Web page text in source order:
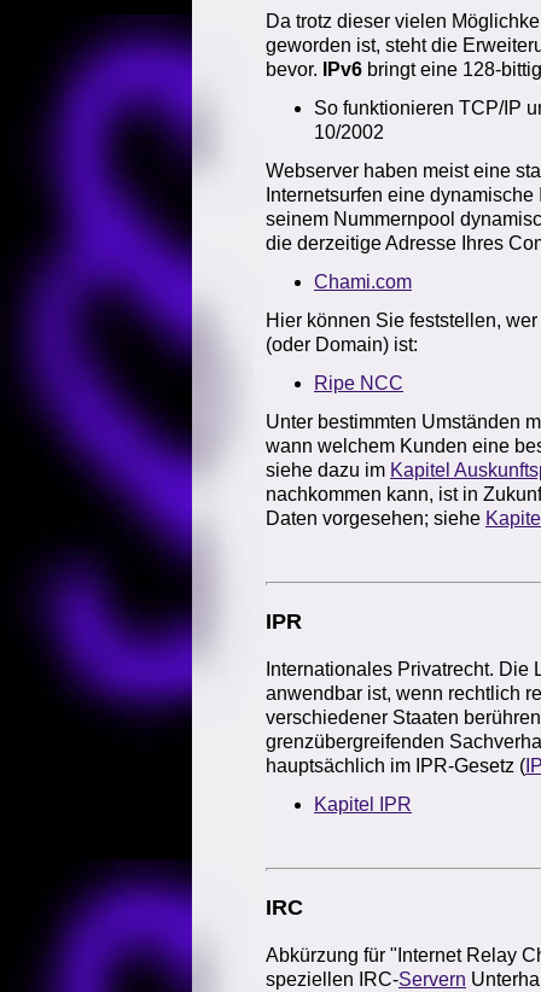
Da trotz dieser vielen
geworden ist, steht die
bevor.
IPv6 bringt eine 128-
So funktionieren TCP/IP
10/2002
Webserver haben meist eine
Internetsurfen eine
seinem Nummernpool
die derzeitige Adresse Ihres
Chami.com
Hier können Sie feststellen,
(oder Domain) ist:
Ripe NCC
Unter bestimmten Umständen
wann welchem Kunden eine
siehe dazu im Kapitel
nachkommen kann, ist in
Daten vorgesehen; siehe
IPR
Internationales Privatrecht.
anwendbar ist, wenn rechtlich
verschiedener Staaten
grenzübergreifenden
hauptsächlich im IPR-Gesetz (
Kapitel IPR
IRC
Abkürzung für "Internet Relay
speziellen IRC-Servern